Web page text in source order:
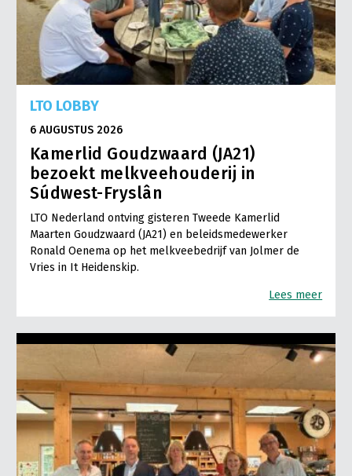
LTO LOBBY
6 AUGUSTUS 2026
Kamerlid Goudzwaard (JA21)
bezoekt melkveehouderij in
Súdwest-Fryslân
LTO Nederland ontving gisteren Tweede Kamerlid
Maarten Goudzwaard (JA21) en beleidsmedewerker
Ronald Oenema op het melkveebedrijf van Jolmer de
Vries in It Heidenskip.
Lees meer